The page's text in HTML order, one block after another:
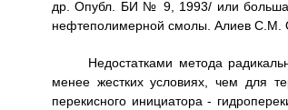
др. Опубл. БИ № 9, 1993/ или
нефтеполимерной смолы. Алиев
Недостатками метода
менее жестких условиях, чем для
перекисного инициатора -